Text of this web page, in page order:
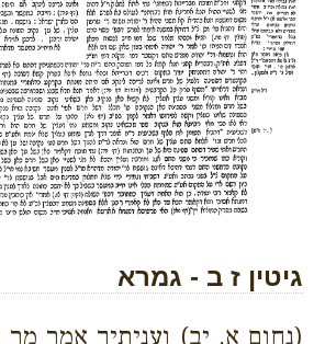
גיטין ז ב - גמרא
(נחום א, יב) ועניתיך אמר מר